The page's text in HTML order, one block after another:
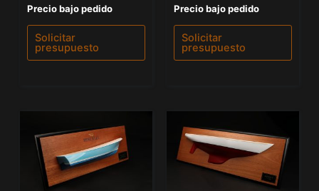
Valorado
con
0
de
Precio bajo pedido
Solicitar
presupuesto
Valorado
con
0
de
Precio bajo pedido
Solicitar
presupuesto